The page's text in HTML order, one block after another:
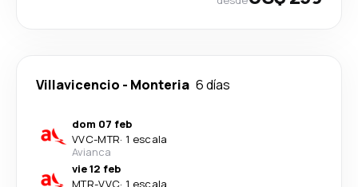
Villavicencio - Monteria 6 días
dom 07 feb
VVC-MTR· 1 escala
Avianca
vie 12 feb
MTR-VVC· 1 escala